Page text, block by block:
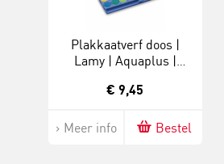
Plakkaatverf doos |
Lamy | Aquaplus |
€ 9,45
Meer info Bestel